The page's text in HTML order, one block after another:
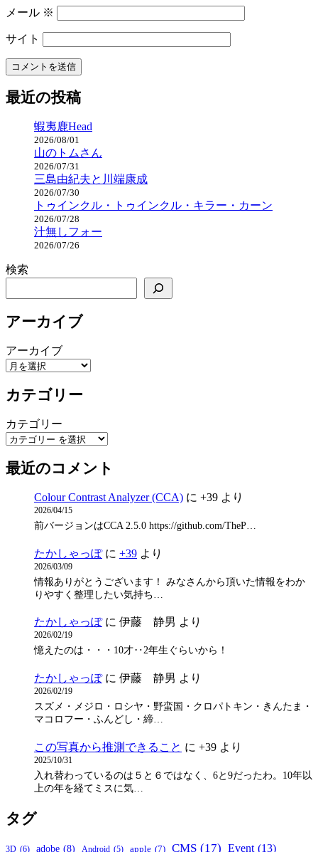
メール ※
サイト
最近の投稿
蝦夷鹿Head
2026/08/01
山のトムさん
2026/07/31
三島由紀夫と川端康成
2026/07/30
トゥインクル・トゥインクル・キラー・カーン
2026/07/28
汁無しフォー
2026/07/26
検索
アーカイブ
アーカイブ
カテゴリー
カテゴリー
最近のコメント
Colour Contrast Analyzer (CCA) に +39 より
2026/04/15
前バージョンはCCA 2.5.0 https://github.com/TheP…
たかしゃっぽに +39 より
2026/03/09
情報ありがとうございます！ みなさんから頂いた情報をわか
りやすく整理したい気持ち…
たかしゃっぽに 伊藤 静男 より
2026/02/19
憶えたのは・・・10才‥2年生ぐらいから！
たかしゃっぽに 伊藤 静男 より
2026/02/19
スズメ・メジロ・ロシヤ・野蛮国・クロパトキン・きんたま・
マコロフー・ふんどし・締…
この写真から推測できること に +39 より
2025/10/31
入れ替わっているのは５と６ではなく、6と9だったわ。10年以
上の年を経てミスに気…
タグ
3D (6) adobe (8) Android (5) apple (7) CMS (17) Event (13)